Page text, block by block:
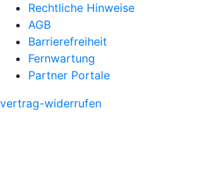
Rechtliche Hinweise
AGB
Barrierefreiheit
Fernwartung
Partner Portale
vertrag-widerrufen